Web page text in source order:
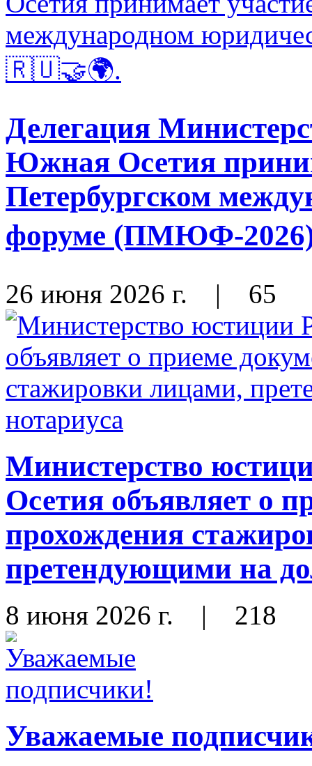
Делегация
Южная Осетия
Петербургском
форуме (ПМЮФ-
26 июня 2026 г. | 65
Министерство
Осетия объявляет о
прохождения
претендующими на
8 июня 2026 г. | 218
Уважаемые